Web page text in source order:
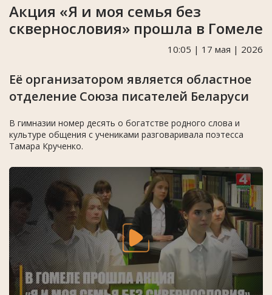
Акция «Я и моя семья без
сквернословия» прошла в Гомеле
10:05 | 17 мая | 2026
Её организатором является областное
отделение Союза писателей Беларуси
В гимназии номер десять о богатстве родного слова и
культуре общения с учениками разговаривала поэтесса
Тамара Крученко.